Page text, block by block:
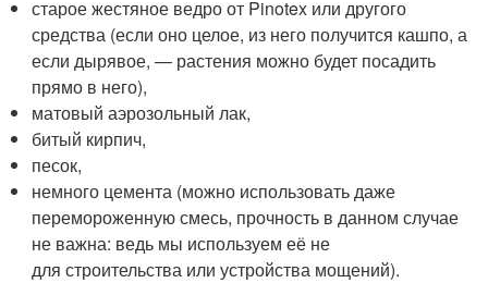
старое жестяное ведро от Pinotex или другого
средства (если оно целое, из него получится кашпо, а
если дырявое, — растения можно будет посадить
прямо в него),
матовый аэрозольный лак,
битый кирпич,
песок,
немного цемента (можно использовать даже
перемороженную смесь, прочность в данном случае
не важна: ведь мы используем её не
для строительства или устройства мощений).